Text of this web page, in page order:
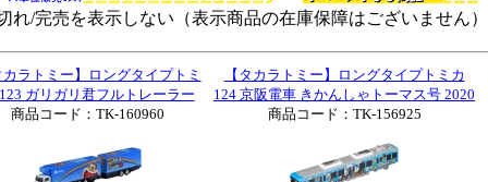
れ/完売を表示しない（表示商品の在庫保障はございません）
カラトミー】ロングタイプトミ
ガリガリ君フルトレーラー
商品コード：TK-160960
【タカラトミー】ロングタイプトミカ
124 京阪電車 きかんしゃトーマス号 2020
商品コード：TK-156925